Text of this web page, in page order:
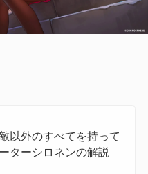
以外のすべてを持って
ターシロネンの解説